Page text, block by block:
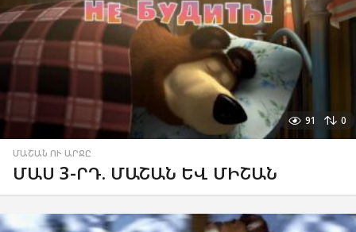
91 0
ՄԱՇԱՆ ՈՒ ԱՐՋԸ
ՄԱՍ 3-ՐԴ. ՄԱՇԱՆ ԵՎ ՄԻՇԱՆ